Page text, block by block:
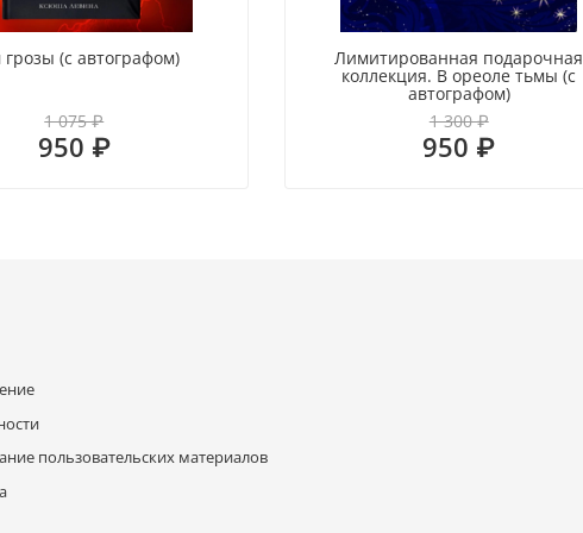
(с автографом)
1 075 ₽
950 ₽
Лимитированная подарочная
коллекция. В ореоле тьмы (с
автографом)
1 300 ₽
950 ₽
пользовательских материалов